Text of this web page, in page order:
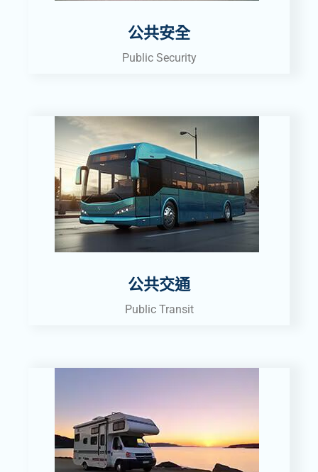
公共安全
Public Security
公共交通
Public Transit